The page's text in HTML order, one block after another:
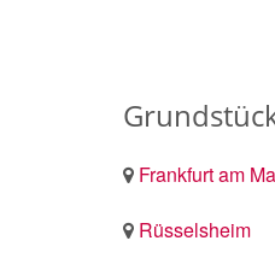
Frankfurt am
Rüsselsheim